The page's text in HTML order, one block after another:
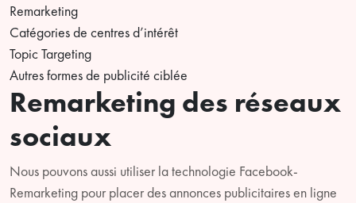
Remarketing
Catégories de centres d’intérêt
Topic Targeting
Autres formes de publicité ciblée
Remarketing des réseaux
sociaux
Nous pouvons aussi utiliser la technologie Facebook-
Remarketing pour placer des annonces publicitaires en ligne